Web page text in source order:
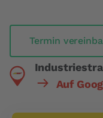
Termin
Auf